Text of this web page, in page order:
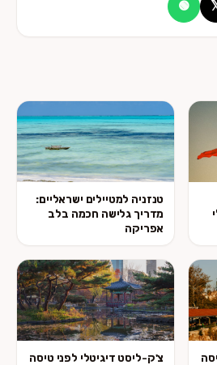
🟢
טנזניה למטיילים ישראליים:
מדריך גלישה חכמה בלב
אפריקה
צ'ק-ליסט דיגיטלי לפני טיסה